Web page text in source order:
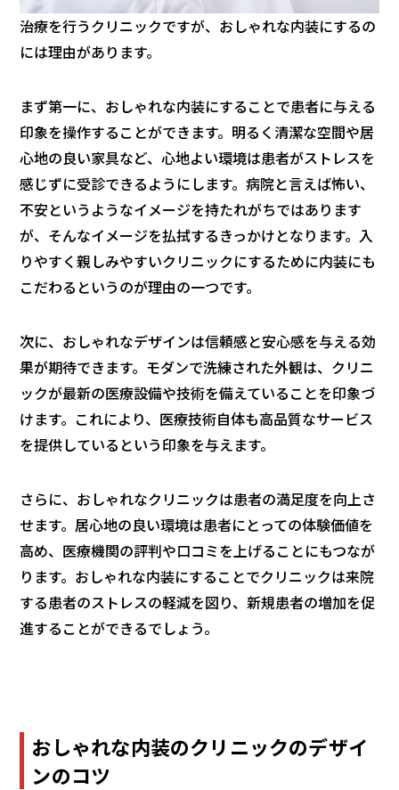
治療を行うクリニックですが、おしゃれな内装にするの
には理由があります。
まず第一に、おしゃれな内装にすることで患者に与える
印象を操作することができます。明るく清潔な空間や居
心地の良い家具など、心地よい環境は患者がストレスを
感じずに受診できるようにします。病院と言えば怖い、
不安というようなイメージを持たれがちではあります
が、そんなイメージを払拭するきっかけとなります。入
りやすく親しみやすいクリニックにするために内装にも
こだわるというのが理由の一つです。
次に、おしゃれなデザインは信頼感と安心感を与える効
果が期待できます。モダンで洗練された外観は、クリニ
ックが最新の医療設備や技術を備えていることを印象づ
けます。これにより、医療技術自体も高品質なサービス
を提供しているという印象を与えます。
さらに、おしゃれなクリニックは患者の満足度を向上さ
せます。居心地の良い環境は患者にとっての体験価値を
高め、医療機関の評判や口コミを上げることにもつなが
ります。おしゃれな内装にすることでクリニックは来院
する患者のストレスの軽減を図り、新規患者の増加を促
進することができるでしょう。
おしゃれな内装のクリニックのデザイ
ンのコツ